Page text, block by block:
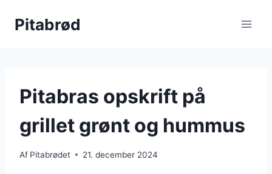
Pitabrød
Pitabras opskrift på
grillet grønt og hummus
Af Pitabrødet 21. december 2024